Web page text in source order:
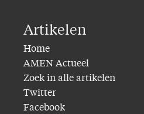
Artikelen
Home
AMEN Actueel
Zoek in alle artikelen
Twitter
Facebook